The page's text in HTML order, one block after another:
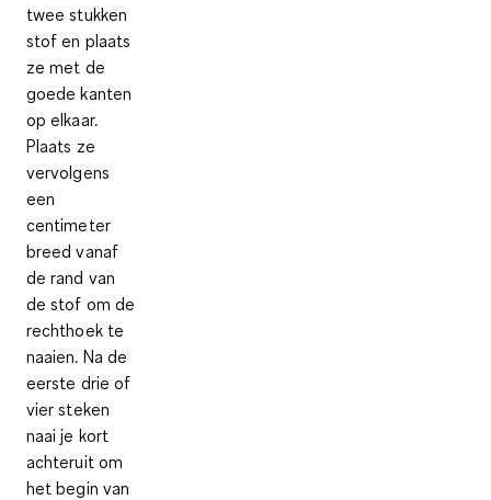
twee stukken
stof en plaats
ze met de
goede kanten
op elkaar.
Plaats ze
vervolgens
een
centimeter
breed vanaf
de rand van
de stof om de
rechthoek te
naaien. Na de
eerste drie of
vier steken
naai je kort
achteruit om
het begin van